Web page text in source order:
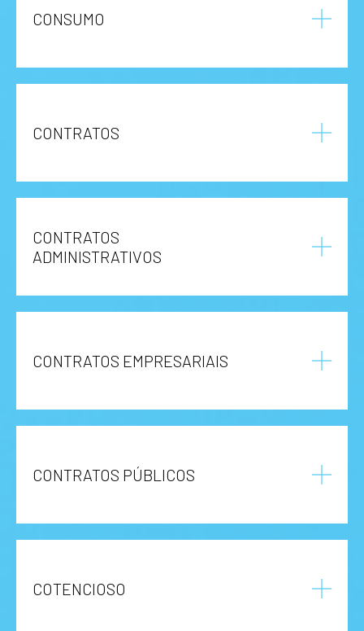
CONSUMO
CONTRATOS
CONTRATOS
ADMINISTRATIVOS
CONTRATOS EMPRESARIAIS
CONTRATOS PÚBLICOS
COTENCIOSO